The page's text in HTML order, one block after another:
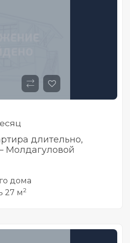
длительно,
Молдагуловой
дома
27 м2